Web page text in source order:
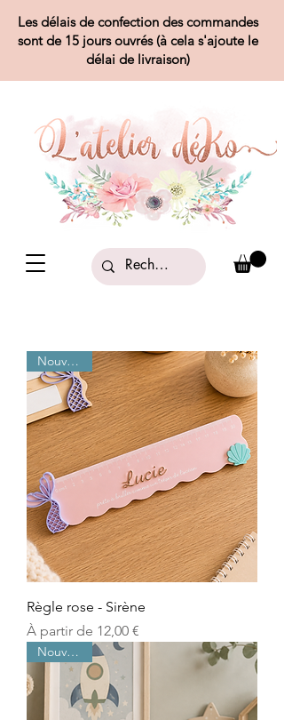
Les délais de confection des commandes
sont de 15 jours ouvrés (à cela s'ajoute le
délai de livraison)
Nouveauté
Règle rose - Sirène
À partir de 12,00 €
Prix promotionnel
Nouveauté